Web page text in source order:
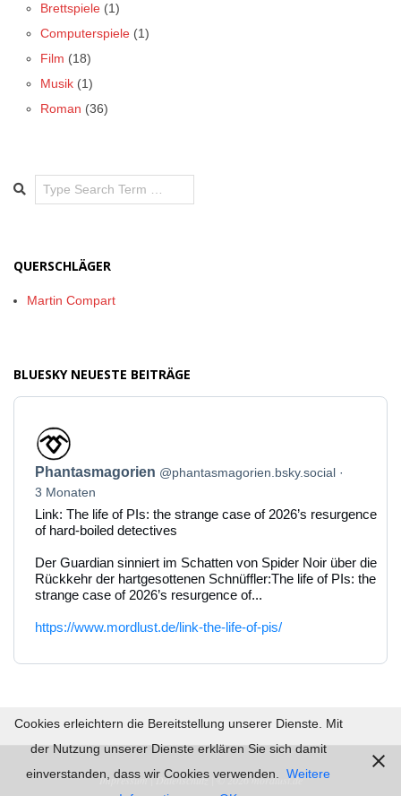
Brettspiele (1)
Computerspiele (1)
Film (18)
Musik (1)
Roman (36)
Search
QUERSCHLÄGER
Martin Compart
BLUESKY NEUESTE BEITRÄGE
Beitrag
von
Phantasmagorien
auf
Bluesky
ansehen
Phantasmagorien @phantasmagorien.bsky.social
3 Monaten
Link: The life of PIs: the strange case of 2026’s resurgence
of hard-boiled detectives
Der Guardian sinniert im Schatten von Spider Noir über die
Rückkehr der hartgesottenen Schnüffler:The life of PIs: the
strange case of 2026’s resurgence of...
https://www.mordlust.de/link-the-life-of-pis/
Impressum |Datenschutz | © 2026mordlust.de
Cookies erleichtern die Bereitstellung unserer Dienste. Mit
der Nutzung unserer Dienste erklären Sie sich damit
einverstanden, dass wir Cookies verwenden.
Weitere